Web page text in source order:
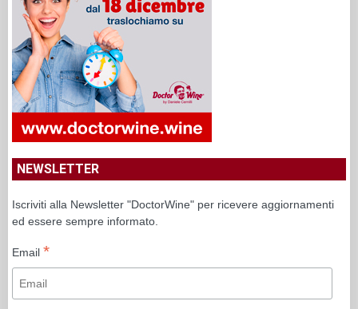
NEWSLETTER
Iscriviti alla Newsletter "DoctorWine" per ricevere aggiornamenti
ed essere sempre informato.
Email *